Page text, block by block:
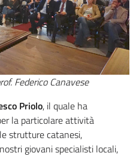
Federico Canavese
Priolo, il quale ha
la particolare attività
strutture catanesi,
giovani specialisti locali,